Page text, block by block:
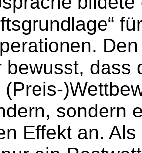
bewusst, dass
(Preis-
sondern
Effekt an.